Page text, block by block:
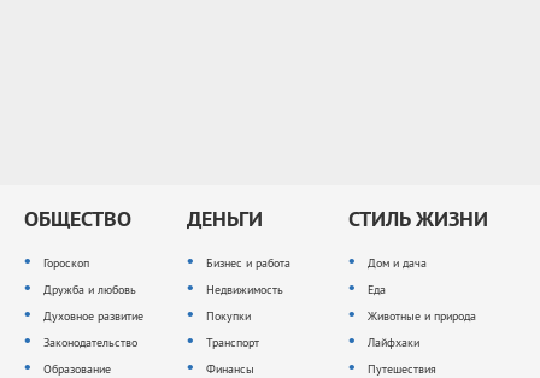
ОБЩЕСТВО
Гороскоп
Дружба и любовь
Духовное развитие
Законодательство
Образование
ДЕНЬГИ
Бизнес и работа
Недвижимость
Покупки
Транспорт
Финансы
СТИЛЬ ЖИЗНИ
Дом и дача
Еда
Животные и природа
Лайфхаки
Путешествия